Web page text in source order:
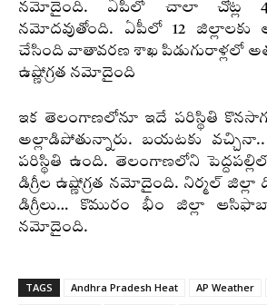
నమోదైంది. ఏపీలో చాలా చోట్ల
నమోదవుతోంది. ఏపీలో 12 జిల్లాలకు
చేసింది వాతావరణ శాఖ పిడుగురాళ్లలో
ఉష్ణోగ్రత నమోదైంది
ఇక తెలంగాణలోనూ ఇదే పరిస్థితి
అల్లాడిపోతున్నారు. బయటకు
పరిస్థితి ఉంది. తెలంగాణలోని
డిగ్రీల ఉష్ణోగ్రత నమోదైంది. నిర్మల్‌
డిగ్రీలు… కొమురం భీం జిల్లా
నమోదైంది.
TAGS Andhra Pradesh Heat AP Weather